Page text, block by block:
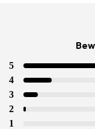
5
4
3
2
1